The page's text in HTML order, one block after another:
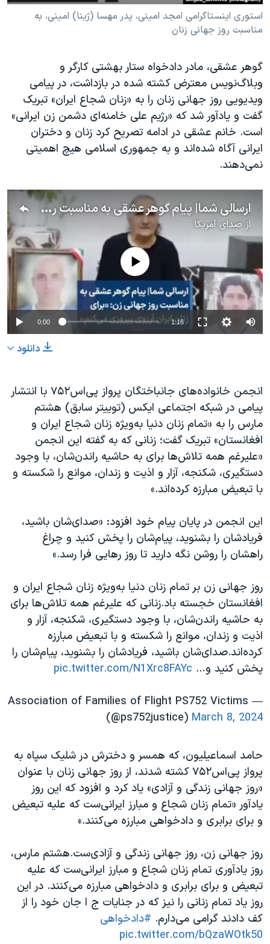
استوری اینستاگرامی امجد امینی، پدر مهسا (ژینا) امینی، به
مناسبت روز جهانی زنان
گوهر عشقی، مادر دادخواه ستار بهشتی کارگر و
وبلاگ‌نویس معترض کشته شده در بازداشت، در پیامی
ویدیویی روز جهانی زنان را به «زنان شجاع ایران» تبریک
گفت و یادآور شد که «رژیم علی خامنه‌ای دشمن زن ایرانی»
است. خانم عشقی در ادامه تصریح کرد زنان و دختران
ایرانی آگاه شده‌اند و به جمهوری اسلامی هیچ اهمیتی
نمی‌دهند.
ارسالی شما| پیام گوهر عشقی به مناسبت روز جهانی زن: «برای زنان ایران آرزوی پیروزی می‌‌کنم»
از صدای آمریکا
No media source currently available
0:00 1:16
دانلود
انجمن خانواده‌های جانباختگان پرواز پی‌اس۷۵۲ با انتشار
پیامی در شبکه اجتماعی ایکس (توییتر سابق) هشتم
مارس را به «تمام زنان دنیا به‌ویژه زنان شجاع ایران و
افغانستان» تبریک گفت؛ زنانی که به گفته این انجمن
«علیرغم همه تلاش‌ها برای به حاشیه راندن‌شان، با وجود
دستگیری، شکنجه، آزار و اذیت و زندان، موانع را شکسته و
با تبعیض مبارزه کرده‌اند.»
این انجمن در پایان پیام خود افزود: «صدای‌شان باشید،
فریادشان را بشنوید، پیام‌شان را پخش کنید و چراغ
راهشان را روشن نگه دارید تا روز رهایی فرا رسد.»
روز جهانی زن بر تمام زنان دنیا به‌ویژه زنان شجاع ایران و
افغانستان خجسته باد.زنانی که علیرغم همه تلاش‌ها برای
به حاشیه راندن‌شان، با وجود دستگیری، شکنجه، آزار و
اذیت و زندان، موانع را شکسته و با تبعیض مبارزه
کرده‌اند.صدای‌شان باشید، فریادشان را بشنوید، پیام‌شان را
پخش کنید و… pic.twitter.com/N1Xrc8FAYc
— Association of Families of Flight PS752 Victims
(@ps752justice) March 8, 2024
حامد اسماعیلیون، که همسر و دخترش در شلیک سپاه به
پرواز پی‌اس۷۵۲ کشته شدند، از روز جهانی زنان با عنوان
«روز جهانی زندگی و آزادی» یاد کرد و افزود که این روز
یادآور «تمام زنان شجاع و مبارز ایرانی‌ست که علیه تبعیض
و برای برابری و‌ دادخواهی مبارزه می‌کنند.»
روز‌ جهانی زن، روز جهانی زندگی و‌ آزادی‌ست.هشتم مارس،
روز یادآوری تمام زنان شجاع و مبارز ایرانی‌ست که علیه
تبعیض و برای برابری و‌ دادخواهی مبارزه می‌کنند. در این
روز یاد تمام زنانی را نیز که در جنایات ج ا جان خود را از
کف دادند گرامی می‌دارم. #دادخواهی
pic.twitter.com/bQzaWOtk50